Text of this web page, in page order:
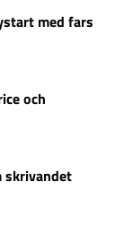
med fars
och
skrivandet